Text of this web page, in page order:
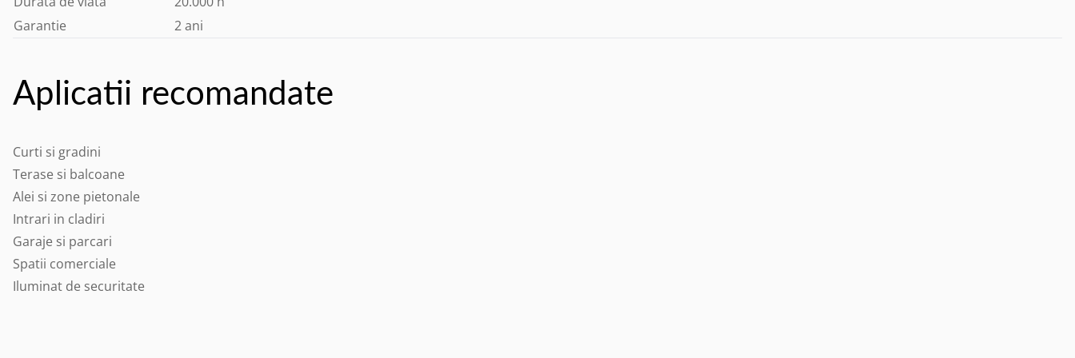
Garantie
2 ani
Aplicatii recomandate
Curti si gradini
Terase si balcoane
Alei si zone pietonale
Intrari in cladiri
Garaje si parcari
Spatii comerciale
Iluminat de securitate